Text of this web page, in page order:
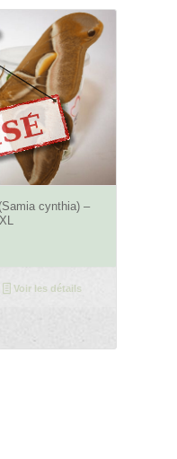
cynthia) –
Voir les détails